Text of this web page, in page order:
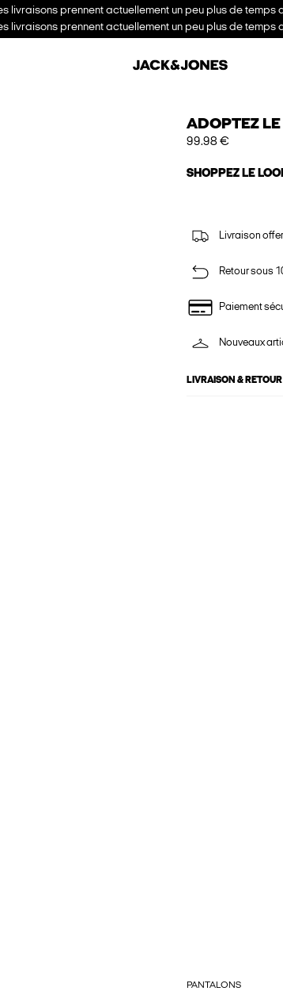
livraisons prennent actuellement un peu plus de
livraisons prennent actuellement un peu plus de
ADOPTEZ LE
99.98 €
SHOPPEZ LE
Livraison
Retour sous
Paiement
Nouveaux
LIVRAISON & RETOUR
PANTALONS